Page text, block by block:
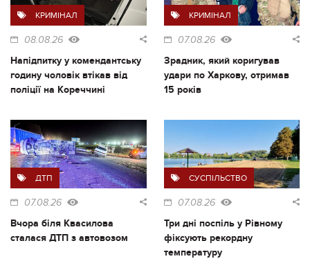
КРИМІНАЛ
08.08.26
Напідпитку у комендантську
годину чоловік втікав від
поліції на Кореччині
КРИМІНАЛ
07.08.26
Зрадник, який коригував
удари по Харкову, отримав
15 років
ДТП
07.08.26
Вчора біля Квасилова
сталася ДТП з автовозом
СУСПІЛЬСТВО
07.08.26
Три дні поспіль у Рівному
фіксують рекордну
температуру